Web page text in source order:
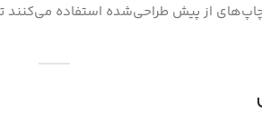
از پیش طراحی‌شده استفاده می‌کنند